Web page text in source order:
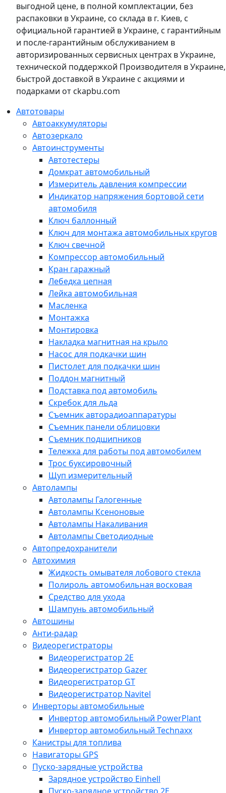
выгодной цене, в полной комплектации, без
распаковки в Украине, со склада в г. Киев, с
официальной гарантией в Украине, с гарантийным
и после-гарантийным обслуживанием в
авторизированных сервисных центрах в Украине,
технической поддержкой Производителя в Украине,
быстрой доставкой в Украине с акциями и
подарками от ckapbu.com
Автотовары
Автоаккумуляторы
Автозеркало
Автоинструменты
Автотестеры
Домкрат автомобильный
Измеритель давления компрессии
Индикатор напряжения бортовой сети
автомобиля
Ключ баллонный
Ключ для монтажа автомобильных кругов
Ключ свечной
Компрессор автомобильный
Кран гаражный
Лебедка цепная
Лейка автомобильная
Масленка
Монтажка
Монтировка
Накладка магнитная на крыло
Насос для подкачки шин
Пистолет для подкачки шин
Поддон магнитный
Подставка под автомобиль
Скребок для льда
Съемник авторадиоаппаратуры
Съемник панели облицовки
Съемник подшипников
Тележка для работы под автомобилем
Трос буксировочный
Щуп измерительный
Автолампы
Автолампы Галогенные
Автолампы Ксеноновые
Автолампы Накаливания
Автолампы Светодиодные
Автопредохранители
Автохимия
Жидкость омывателя лобового стекла
Полироль автомобильная восковая
Средство для ухода
Шампунь автомобильный
Автошины
Анти-радар
Видеорегистраторы
Видеорегистратор 2E
Видеорегистратор Gazer
Видеорегистратор GT
Видеорегистратор Navitel
Инверторы автомобильные
Инвертор автомобильный PowerPlant
Инвертор автомобильный Technaxx
Канистры для топлива
Навигаторы GPS
Пуско-зарядные устройства
Зарядное устройство Einhell